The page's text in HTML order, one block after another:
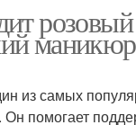
маникюр
из самых
Он помогает